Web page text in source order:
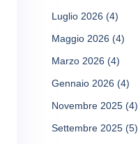
Luglio 2026 (4)
Maggio 2026 (4)
Marzo 2026 (4)
Gennaio 2026 (4)
Novembre 2025 (4)
Settembre 2025 (5)